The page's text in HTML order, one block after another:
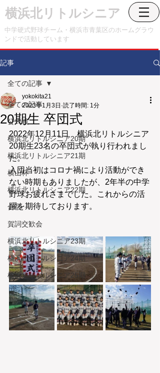
横浜北リトルシニア
中学硬式野球チーム・横浜市青葉区のホームグラウ
ンドで活動しています
記事
全ての記事
公式戦
横浜北リトルシニア20期
横浜北リトルシニア21期
横山杯
横浜北リトルシニア22期
合宿
賀詞交歓会
横浜北リトルシニア23期
横浜北リトルシニア24期
横浜北リトルシニア25期
全ての記事
20期生 卒団式
yokokita21
2023年1月3日 読了時間: 1分
2022年12月11日　横浜北リトルシニア
20期生23名の卒団式が執り行われまし
た。
入団当初はコロナ禍により活動ができ
ない時期もありましたが、2年半の中学
野球お疲れさまでした。これからの活
躍を期待しております。